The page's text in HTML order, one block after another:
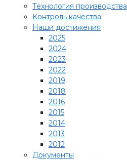
Технология производства
Контроль качества
Наши достижения
2025
2024
2023
2022
2019
2018
2016
2015
2014
2013
2012
Документы